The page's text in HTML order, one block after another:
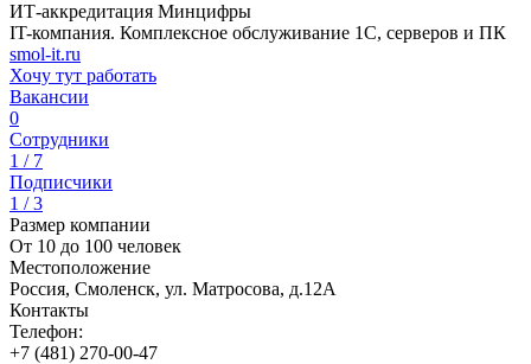
ИТ-аккредитация Минцифры
IT-компания. Комплексное обслуживание 1С, серверов и ПК
smol-it.ru
Хочу тут работать
Вакансии
0
Сотрудники
1 / 7
Подписчики
1 / 3
Размер компании
От 10 до 100 человек
Местоположение
Россия, Смоленск, ул. Матросова, д.12А
Контакты
Телефон:
+7 (481) 270-00-47